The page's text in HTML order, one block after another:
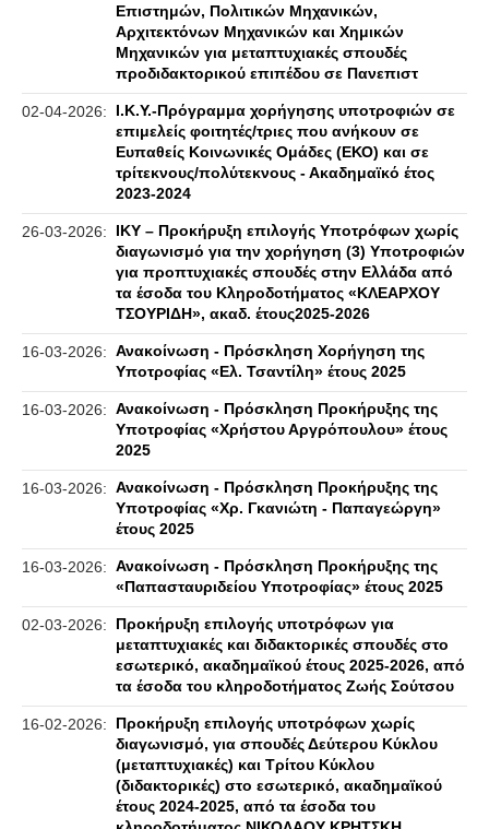
Επιστημών, Πολιτικών Μηχανικών,
Αρχιτεκτόνων Μηχανικών και Χημικών
Μηχανικών για μεταπτυχιακές σπουδές
προδιδακτορικού επιπέδου σε Πανεπιστ
02-04-2026:
Ι.Κ.Υ.-Πρόγραμμα χορήγησης υποτροφιών σε
επιμελείς φοιτητές/τριες που ανήκουν σε
Ευπαθείς Κοινωνικές Ομάδες (ΕΚΟ) και σε
τρίτεκνους/πολύτεκνους - Ακαδημαϊκό έτος
2023-2024
26-03-2026:
ΙΚΥ – Προκήρυξη επιλογής Υποτρόφων χωρίς
διαγωνισμό για την χορήγηση (3) Υποτροφιών
για προπτυχιακές σπουδές στην Ελλάδα από
τα έσοδα του Κληροδοτήματος «ΚΛΕΑΡΧΟΥ
ΤΣΟΥΡΙΔΗ», ακαδ. έτους2025-2026
16-03-2026: Ανακοίνωση - Πρόσκληση Χορήγηση της
Υποτροφίας «Ελ. Τσαντίλη» έτους 2025
16-03-2026: Ανακοίνωση - Πρόσκληση Προκήρυξης της
Υποτροφίας «Χρήστου Αργρόπουλου» έτους
2025
16-03-2026: Ανακοίνωση - Πρόσκληση Προκήρυξης της
Υποτροφίας «Χρ. Γκανιώτη - Παπαγεώργη»
έτους 2025
16-03-2026: Ανακοίνωση - Πρόσκληση Προκήρυξης της
«Παπασταυριδείου Υποτροφίας» έτους 2025
02-03-2026:
Προκήρυξη επιλογής υποτρόφων για
μεταπτυχιακές και διδακτορικές σπουδές στο
εσωτερικό, ακαδημαϊκού έτους 2025-2026, από
τα έσοδα του κληροδοτήματος Ζωής Σούτσου
16-02-2026:
Προκήρυξη επιλογής υποτρόφων χωρίς
διαγωνισμό, για σπουδές Δεύτερου Κύκλου
(μεταπτυχιακές) και Τρίτου Κύκλου
(διδακτορικές) στο εσωτερικό, ακαδημαϊκού
έτους 2024-2025, από τα έσοδα του